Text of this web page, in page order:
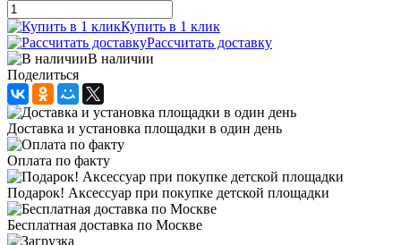
Купить в 1 клик
Рассчитать доставку
В наличии
Поделиться
Доставка и установка площадки в один день
Оплата по факту
Подарок! Аксессуар при покупке детской площадки
Бесплатная доставка по Москве